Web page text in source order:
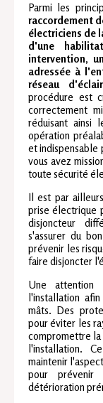
Parmi les
raccordement
électriciens de
d'une
intervention,
adressée à
réseau
procédure est
correctement
réduisant ainsi
opération
et indispensable
vous avez
toute sécurité
Il est par
prise électrique
disjoncteur
s'assurer du
prévenir les
faire disjoncter
Une
l'installation
mâts. Des
pour éviter les
compromettre
l'installation.
maintenir
pour
détérioration